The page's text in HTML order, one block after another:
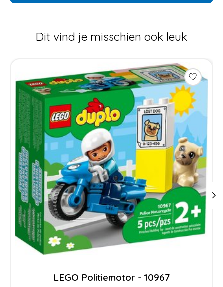
Dit vind je misschien ook leuk
LEGO Politiemotor - 10967